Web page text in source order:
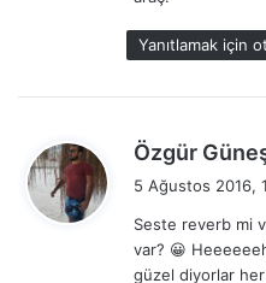
Yanıtlamak için
Özgür
5 Ağustos 2016,
Seste reverb mi
var? 😀
güzel diyorlar